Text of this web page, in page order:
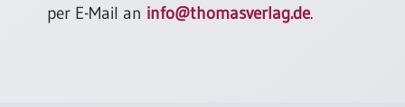
per E-Mail an info@thomasverlag.de.